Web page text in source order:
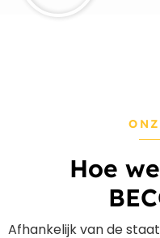
Hoe
Afhankelijk van de